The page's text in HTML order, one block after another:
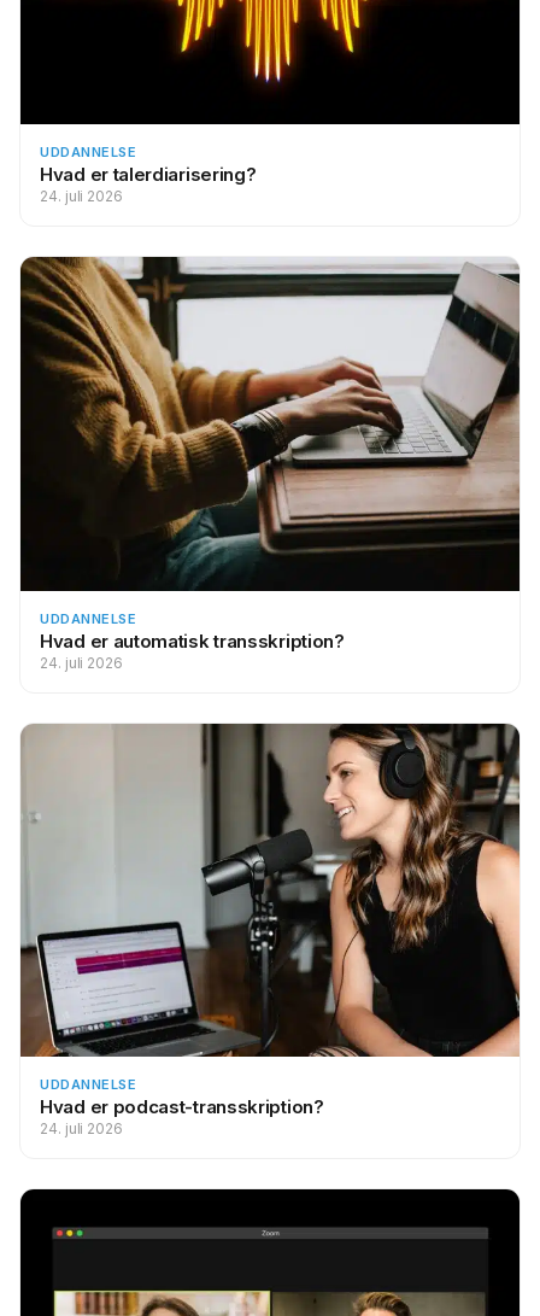
UDDANNELSE
Hvad er talerdiarisering?
24. juli 2026
UDDANNELSE
Hvad er automatisk transskription?
24. juli 2026
UDDANNELSE
Hvad er podcast-transskription?
24. juli 2026